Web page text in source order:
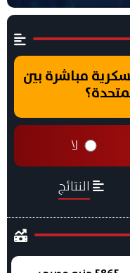
مباشرة بين
لا
النتائج